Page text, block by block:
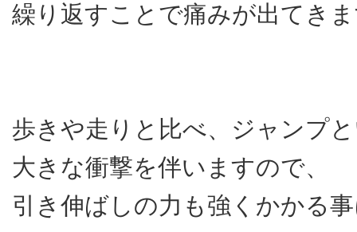
繰り返すことで痛みが出てき
歩きや走りと比べ、ジャンプ
大きな衝撃を伴いますので、
引き伸ばしの力も強くかかる